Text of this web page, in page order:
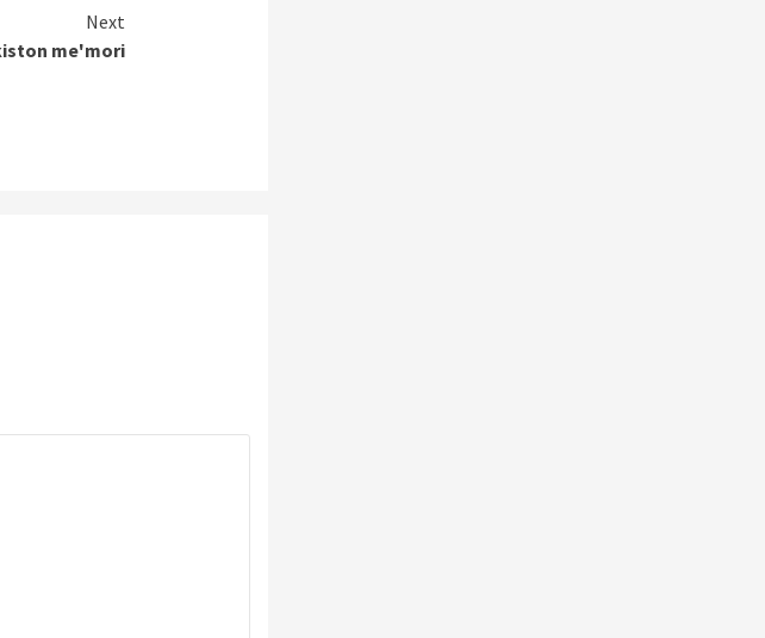
Next
me'mori